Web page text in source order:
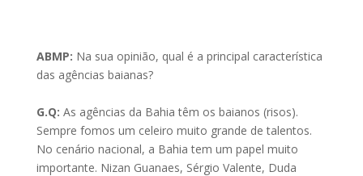
ABMP: Na sua opinião, qual é a principal característica
das agências baianas?
G.Q: As agências da Bahia têm os baianos (risos).
Sempre fomos um celeiro muito grande de talentos.
No cenário nacional, a Bahia tem um papel muito
importante. Nizan Guanaes, Sérgio Valente, Duda